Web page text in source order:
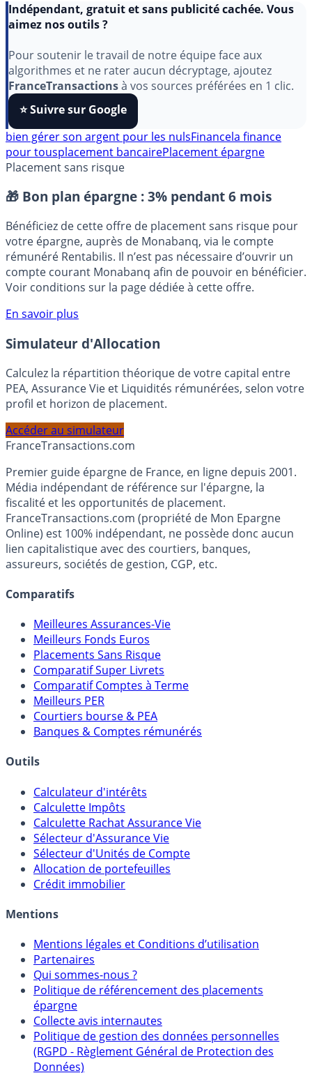
Indépendant, gratuit et sans publicité cachée. Vous
Pour soutenir le travail de notre équipe face aux
algorithmes et ne rater aucun décryptage, ajoutez
FranceTransactionsà vos sources préférées en 1 clic.
⭐️ Suivre sur Google
bien gérer son argent pour les nulsFinancela finance
pour tousplacement bancaire
Placement sans risque
🎁 Bon plan épargne : 3% pendant 6 mois
Bénéficiez de cette offre de placement sans risque pour
votre épargne, auprès de Monabanq, via le compte
rémunéré Rentabilis. Il n’est pas nécessaire d’ouvrir un
compte courant Monabanq afin de pouvoir en bénéficier.
Voir conditions sur la page dédiée à cette offre.
En savoir plus
Simulateur d'Allocation
Calculez la répartition théorique de votre capital entre
PEA, Assurance Vie et Liquidités rémunérées, selon votre
profil et horizon de placement.
Accéder au simulateur
FranceTransactions.com
Premier guide épargne de France, en ligne depuis 2001.
Média indépendant de référence sur l'épargne, la
fiscalité et les opportunités de placement.
FranceTransactions.com (propriété de Mon Epargne
Online) est 100% indépendant, ne possède donc aucun
lien capitalistique avec des courtiers, banques,
Meilleures Assurances-Vie
Meilleurs Fonds Euros
Placements Sans Risque
Comparatif Super Livrets
Comparatif Comptes à Terme
Meilleurs PER
Courtiers bourse & PEA
Calculateur d'intérêts
Calculette Impôts
Calculette Rachat Assurance Vie
Sélecteur d'Assurance Vie
Sélecteur d'Unités de Compte
Allocation de portefeuilles
Mentions légales et Conditions d’utilisation
Partenaires
Qui sommes-nous ?
Politique de référencement des placements
épargne
Collecte avis internautes
Politique de gestion des données personnelles